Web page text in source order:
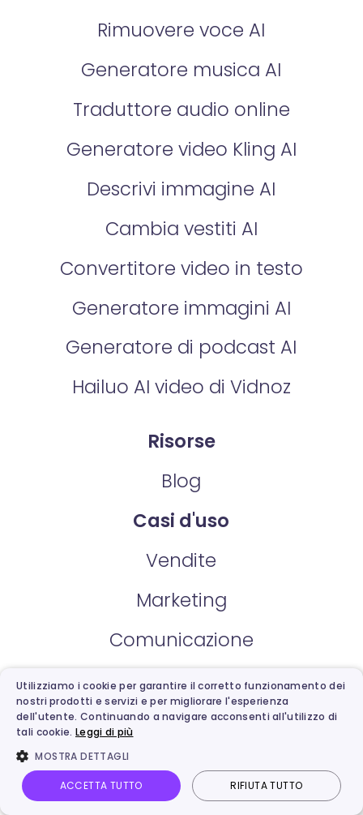
Home Le mie creazioni Video AI Immagine AI
Rimuovere voce AI
Generatore musica AI
Traduttore audio online
Generatore video Kling AI
Descrivi immagine AI
Cambia vestiti AI
Convertitore video in testo
Generatore immagini AI
Generatore di podcast AI
Hailuo AI video di Vidnoz
Risorse
Blog
Casi d'uso
Vendite
Marketing
Comunicazione
Supporto
Chi siamo
Utilizziamo i cookie per garantire il corretto funzionamento dei
nostri prodotti e servizi e per migliorare l'esperienza
dell'utente. Continuando a navigare acconsenti all'utilizzo di
tali cookie. Leggi di più
MOSTRA DETTAGLI
ACCETTA TUTTO RIFIUTA TUTTO